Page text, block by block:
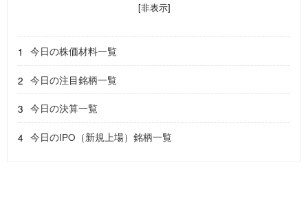
[非表示]
今日の株価材料一覧
今日の注目銘柄一覧
今日の決算一覧
今日のIPO（新規上場）銘柄一覧